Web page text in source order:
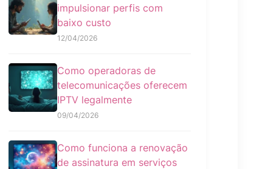
impulsionar perfis com
baixo custo
12/04/2026
Como operadoras de
telecomunicações oferecem
IPTV legalmente
09/04/2026
Como funciona a renovação
de assinatura em serviços